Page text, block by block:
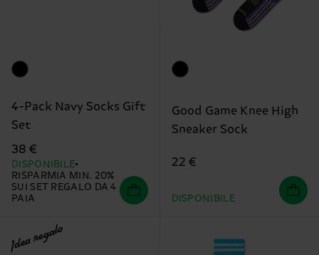
4-Pack Navy Socks Gift
Set
38 €
DISPONIBILE
RISPARMIA MIN. 20%
SUI SET REGALO DA 4
PAIA
Good Game Knee High
Sneaker Sock
22 €
DISPONIBILE
Idea regalo